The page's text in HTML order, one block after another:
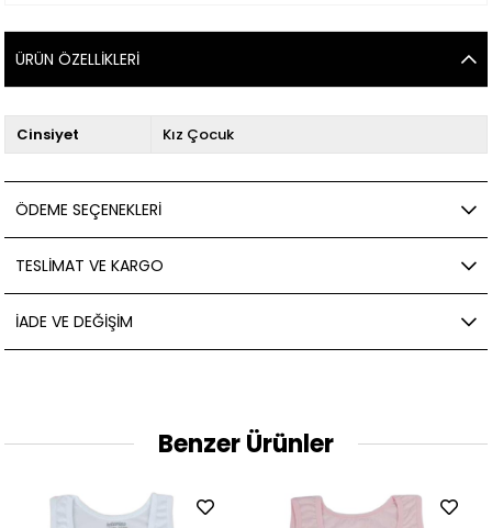
ÜRÜN ÖZELLIKLERI
Cinsiyet Kız Çocuk
ÖDEME SEÇENEKLERI
TESLIMAT VE KARGO
İADE VE DEĞIŞIM
Benzer Ürünler